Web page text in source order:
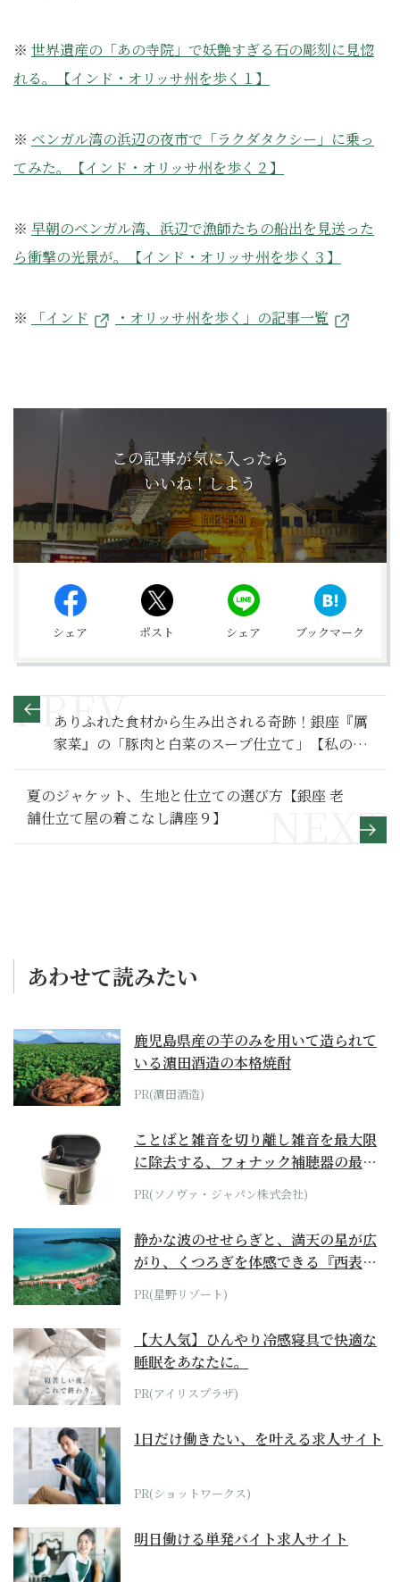
※ 世界遺産の「あの寺院」で妖艶すぎる石の彫刻に見惚
れる。【インド・オリッサ州を歩く１】
※ ベンガル湾の浜辺の夜市で「ラクダタクシー」に乗っ
てみた。【インド・オリッサ州を歩く２】
※ 早朝のベンガル湾、浜辺で漁師たちの船出を見送った
ら衝撃の光景が。【インド・オリッサ州を歩く３】
※ 「インド ・オリッサ州を歩く 」の記事一覧
この記事が気に入ったら
いいね！しよう
シェア ポスト シェア ブックマーク
ありふれた食材から生み出される奇跡！銀座『厲
家菜』の「豚肉と白菜のスープ仕立て」【私のお
気に入り122】
夏のジャケット、生地と仕立ての選び方【銀座 老
舗仕立て屋の着こなし講座９】
あわせて読みたい
鹿児島県産の芋のみを用いて造られて
いる濵田酒造の本格焼酎
PR(濵田酒造)
ことばと雑音を切り離し雑音を最大限
に除去する、フォナック補聴器の最上
位モデル
PR(ソノヴァ・ジャパン株式会社)
静かな波のせせらぎと、満天の星が広
がり、くつろぎを体感できる『西表島
ホテル by...
PR(星野リゾート)
【大人気】ひんやり冷感寝具で快適な
睡眠をあなたに。
PR(アイリスプラザ)
1日だけ働きたい、を叶える求人サイト
PR(ショットワークス)
明日働ける単発バイト求人サイト